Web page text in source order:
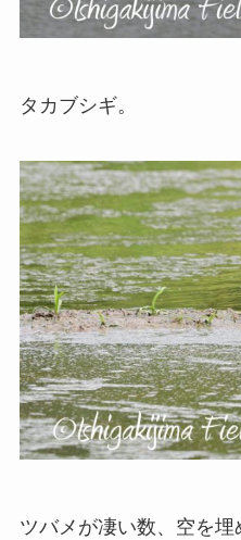
タカブシギ。
ツバメが凄い数、空を